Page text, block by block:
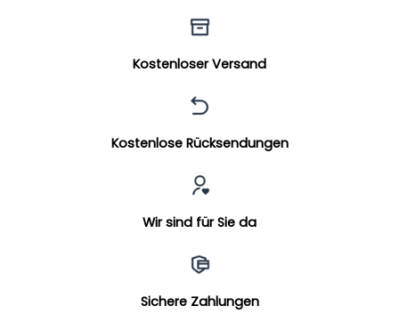
Kostenloser Versand
Kostenlose Rücksendungen
Wir sind für Sie da
Sichere Zahlungen